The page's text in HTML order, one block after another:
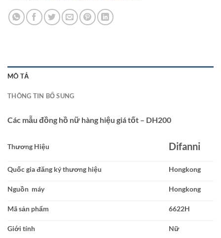
MÔ TẢ
THÔNG TIN BỔ SUNG
Các mẫu đồng hồ nữ hàng hiệu giá tốt – DH200
Thương Hiệu Difanni
Quốc gia đăng ký thương hiệu Hongkong
Nguồn máy Hongkong
Mã sản phẩm 6622H
Giới tính Nữ